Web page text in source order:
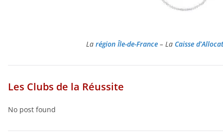
La région Île-de-France– La Caisse
Les Clubs de la Réussite
No post found